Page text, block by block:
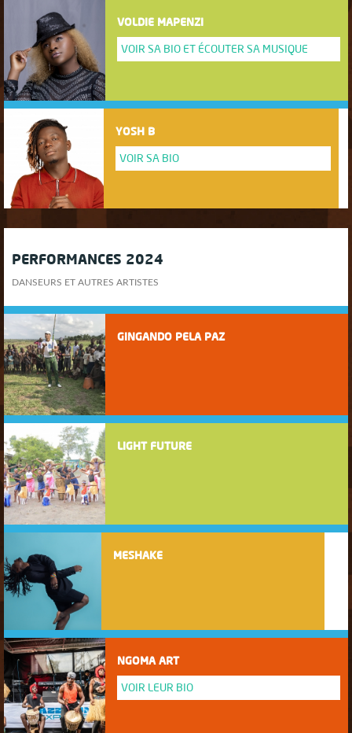
VOLDIE MAPENZI
VOIR SA BIO ET ÉCOUTER SA MUSIQUE
YOSH B
VOIR SA BIO
PERFORMANCES 2024
DANSEURS ET AUTRES ARTISTES
GINGANDO PELA PAZ
LIGHT FUTURE
MESHAKE
NGOMA ART
VOIR LEUR BIO